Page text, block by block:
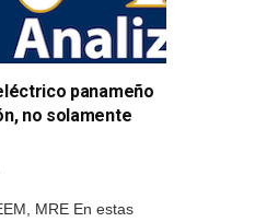
panameño
no solamente
MRE En estas